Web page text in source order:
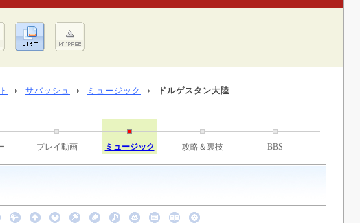
サバッシュ ミュージック ドルゲスタン大陸
プレイ動画 ミュージック 攻略＆裏技 BBS